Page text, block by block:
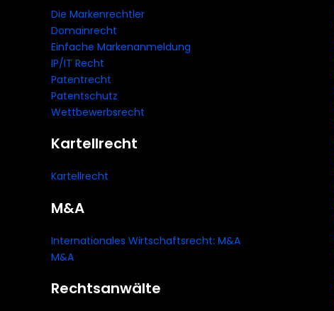
Die Markenrechtler
Domainrecht
Einfache Markenanmeldung
IP/IT Recht
Patentrecht
Patentschutz
Wettbewerbsrecht
Kartellrecht
Kartellrecht
M&A
Internationales Wirtschaftsrecht: M&A
M&A
Rechtsanwälte